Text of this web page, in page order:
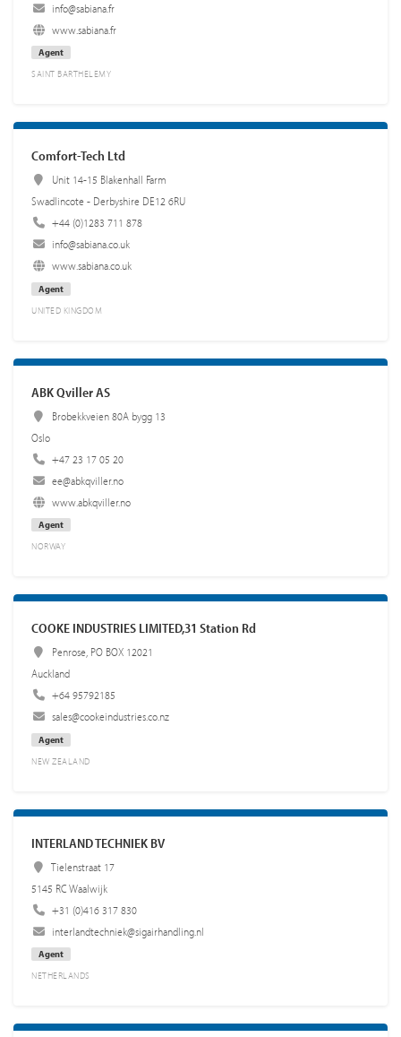
info@sabiana.fr
www.sabiana.fr
Agent
SAINT BARTHELEMY
Comfort-Tech Ltd
Unit 14-15 Blakenhall Farm
Swadlincote - Derbyshire DE12 6RU
+44 (0)1283 711 878
info@sabiana.co.uk
www.sabiana.co.uk
Agent
UNITED KINGDOM
ABK Qviller AS
Brobekkveien 80A bygg 13
Oslo
+47 23 17 05 20
ee@abkqviller.no
www.abkqviller.no
Agent
NORWAY
COOKE INDUSTRIES LIMITED,31 Station Rd
Penrose, PO BOX 12021
Auckland
+64 95792185
sales@cookeindustries.co.nz
Agent
NEW ZEALAND
INTERLAND TECHNIEK BV
Tielenstraat 17
5145 RC Waalwijk
+31 (0)416 317 830
interlandtechniek@sigairhandling.nl
Agent
NETHERLANDS